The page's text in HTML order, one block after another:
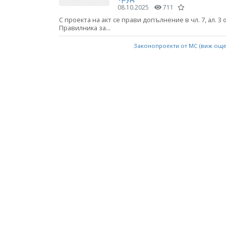
08.10.2025 711
С проекта на акт се прави допълнение в чл. 7, ал. 3
Правилника за...
Законопроекти от МС (виж